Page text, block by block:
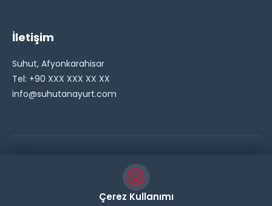
İletişim
Suhut, Afyonkarahisar
Tel: +90 XXX XXX XX XX
info@suhutanayurt.com
Çerez Kullanımı
// Side Widget Resim Fix (Dosya önbelleğini aşmak için